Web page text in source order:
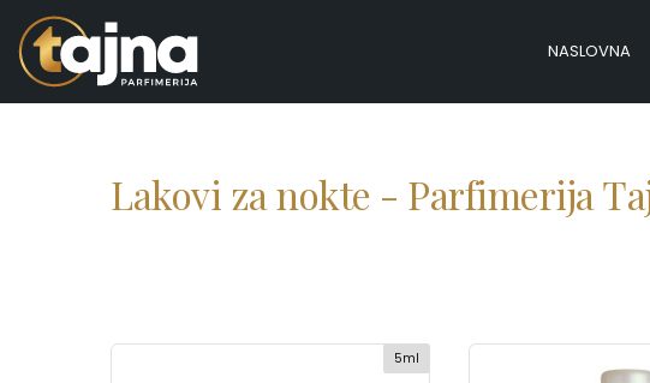
NASLOVNA
Lakovi za nokte - Parfimerija
5ml